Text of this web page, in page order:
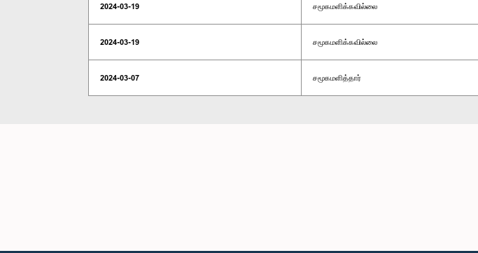
2024-03-19 சமூகமளிக்கவில்லை
2024-03-19 சமூகமளிக்கவில்லை
2024-03-07 சமூகமளித்தார்